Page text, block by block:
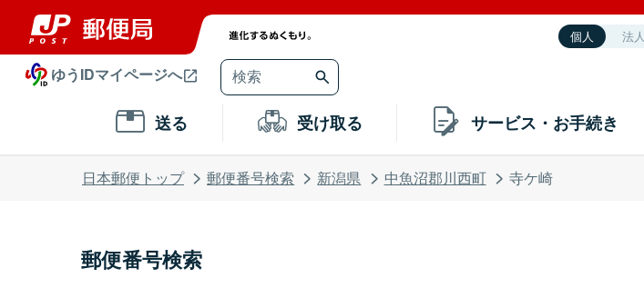
個人 法人
ゆうIDマイページへ
送る 受け取る サービス・お手続き
日本郵便トップ 郵便番号検索 新潟県 中魚沼郡川西町 寺ケ崎
郵便番号検索